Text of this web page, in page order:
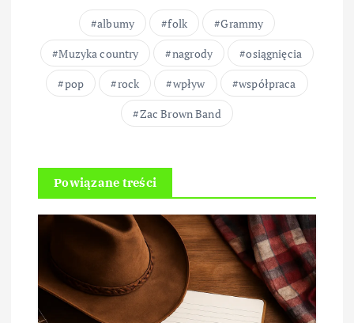
albumy folk
Grammy
Muzyka country
nagrody
osiągnięcia
pop
rock wpływ
współpraca
Zac Brown Band
Powiązane treści